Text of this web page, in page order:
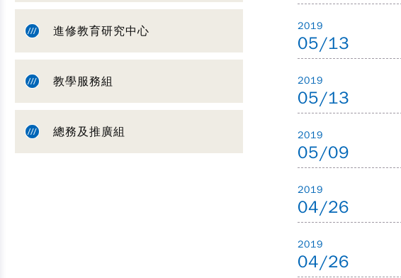
進修教育研究中心
教學服務組
總務及推廣組
2019
05/13
2019
05/13
2019
05/09
2019
04/26
2019
04/26